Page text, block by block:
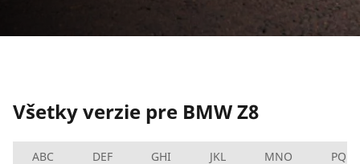
Všetky verzie pre BMW Z8
ABC DEF GHI JKL MNO PQRS